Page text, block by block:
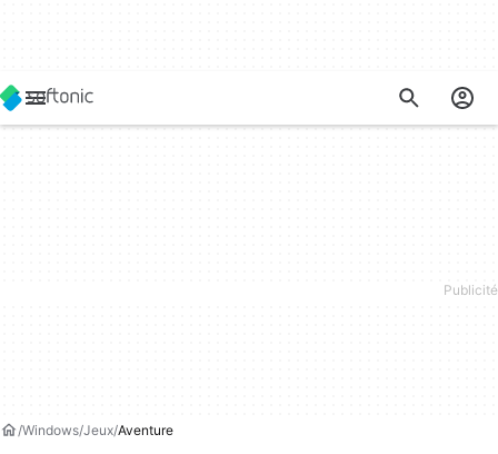
Windows Jeux Aventure